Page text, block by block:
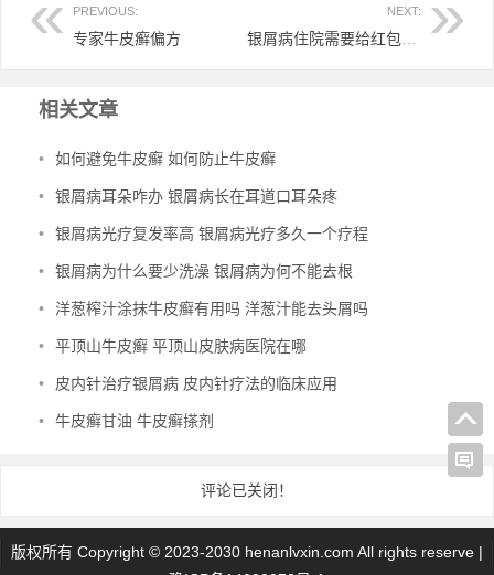
PREVIOUS:
专家牛皮癣偏方
NEXT:
相关文章
• 如何避免牛皮癣 如何防止牛皮癣
• 银屑病耳朵咋办 银屑病长在耳道口耳朵疼
• 银屑病光疗复发率高 银屑病光疗多久一个疗程
• 银屑病为什么要少洗澡 银屑病为何不能去根
• 洋葱榨汁涂抹牛皮癣有用吗 洋葱汁能去头屑吗
• 平顶山牛皮癣 平顶山皮肤病医院在哪
• 皮内针治疗银屑病 皮内针疗法的临床应用
• 牛皮癣甘油 牛皮癣搽剂
评论已关闭！
版权所有 Copyright © 2023-2030 henanlvxin.com All rights reserve |